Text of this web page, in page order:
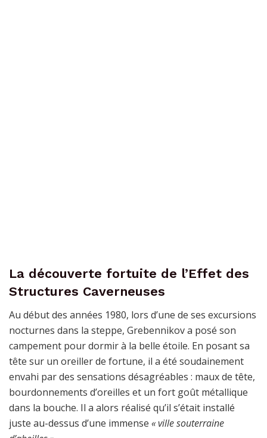
La découverte fortuite de l’Effet des
Structures Caverneuses
Au début des années 1980, lors d’une de ses excursions
nocturnes dans la steppe, Grebennikov a posé son
campement pour dormir à la belle étoile. En posant sa
tête sur un oreiller de fortune, il a été soudainement
envahi par des sensations désagréables : maux de tête,
bourdonnements d’oreilles et un fort goût métallique
dans la bouche. Il a alors réalisé qu’il s’était installé
juste au-dessus d’une immense « ville souterraine